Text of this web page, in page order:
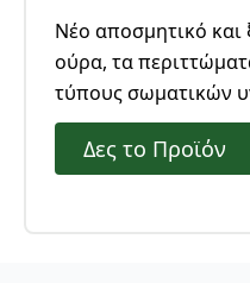
Νέο αποσμητικό και
ούρα, τα
τύπους σωματικών
μοκέτες, χαλιά,
σκληρές
Δες το Προϊόν